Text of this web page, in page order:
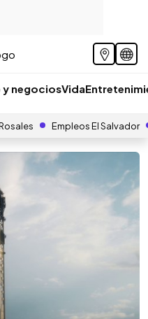
y negociosVida
Empleos El Salvador